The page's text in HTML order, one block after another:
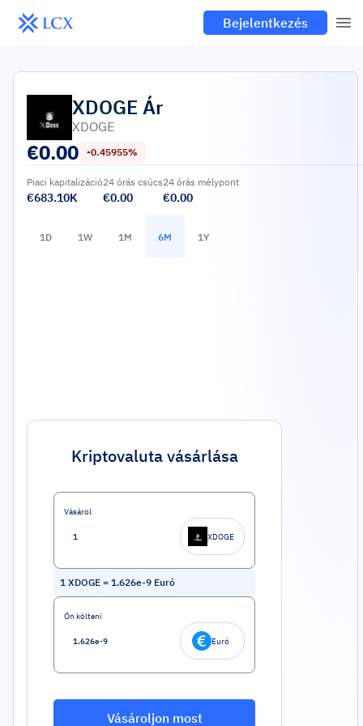
Bejelentkezés
XDOGE Ár
XDOGE
€0.00 -0.45955%
Piaci kapitalizáció
€683.10K
24 órás csúcs
€0.00
24 órás mélypont
€0.00
1D 1W 1M 6M 1Y
Kriptovaluta vásárlása
Vásárol
XDOGE
1 XDOGE = 1.626e-9 Euró
Ön költeni
Euró
Vásároljon most